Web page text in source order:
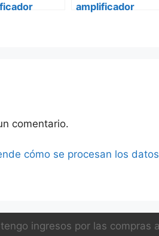
amplificador
comentario.
cómo se procesan los
ingresos por las compras